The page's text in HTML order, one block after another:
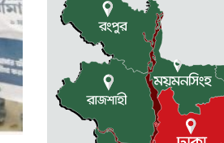
জুলাই
সংবর্ধনা
ধর্মীয়
পাবেন